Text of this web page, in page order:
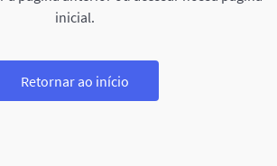
inicial.
Retornar ao início